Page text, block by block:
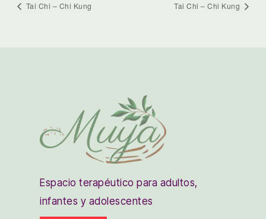
Tai Chi – Chi Kung Tai Chi – Chi Kung
Espacio terapéutico para adultos,
infantes y adolescentes